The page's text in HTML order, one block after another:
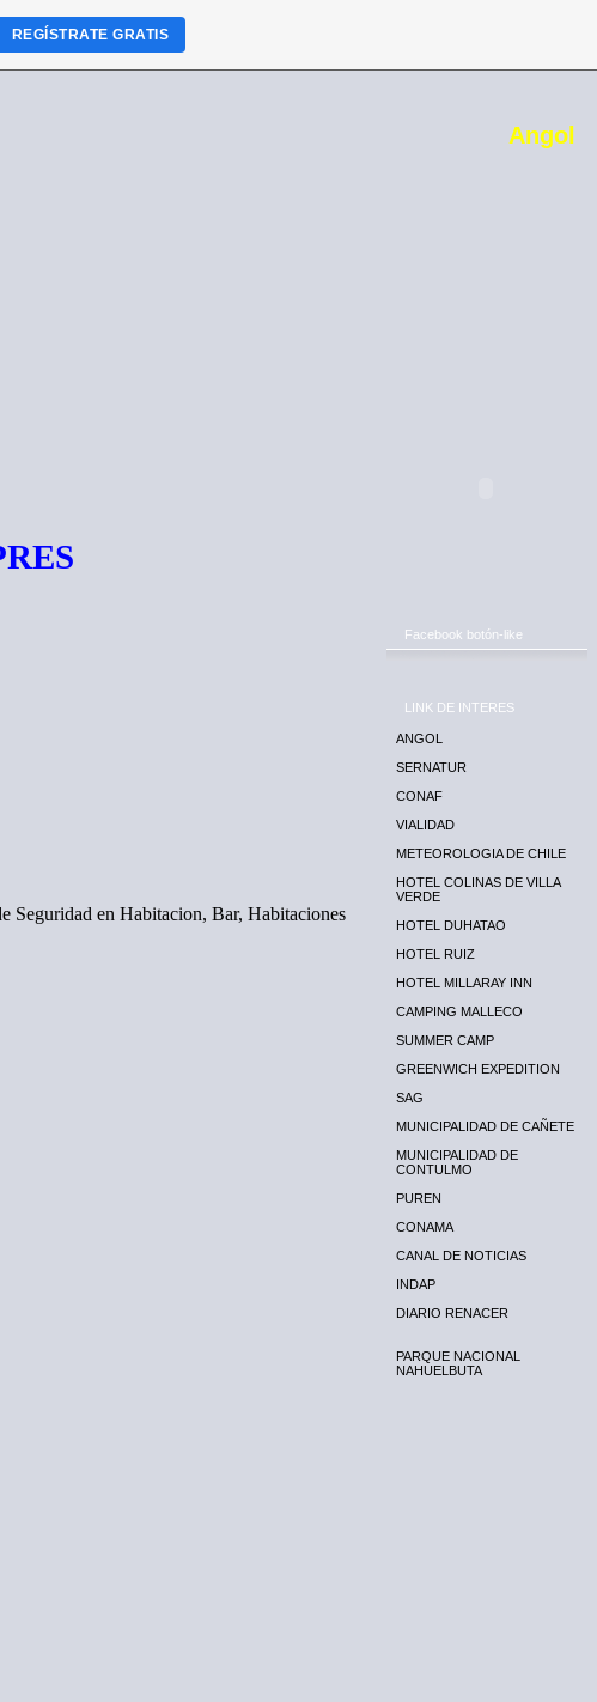
Angol
Seguridad en Habitacion, Bar, Habitaciones
Facebook botón-like
LINK DE INTERES
ANGOL
SERNATUR
CONAF
VIALIDAD
METEOROLOGIA DE CHILE
HOTEL COLINAS DE VILLA
VERDE
HOTEL DUHATAO
HOTEL RUIZ
HOTEL MILLARAY INN
CAMPING MALLECO
SUMMER CAMP
GREENWICH EXPEDITION
SAG
MUNICIPALIDAD DE CAÑETE
MUNICIPALIDAD DE
CONTULMO
PUREN
CONAMA
CANAL DE NOTICIAS
INDAP
DIARIO RENACER
PARQUE NACIONAL
NAHUELBUTA
REGÍSTRATE GRATIS